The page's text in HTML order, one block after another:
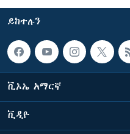
ይከተሉን
ቪኦኤ አማርኛ
ቪዲዮ